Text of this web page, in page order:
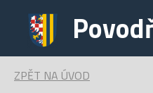
ZPĚT NA ÚVOD